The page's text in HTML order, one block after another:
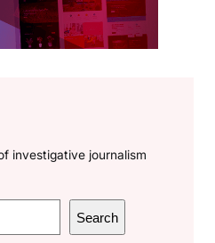
investigative journalism
Search